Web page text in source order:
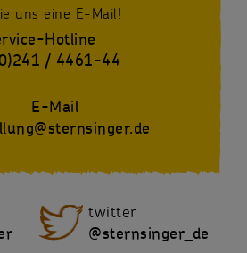
uns eine E-Mail!
Hotline
/ 4461-44
E-Mail
twitter
@sternsinger_de